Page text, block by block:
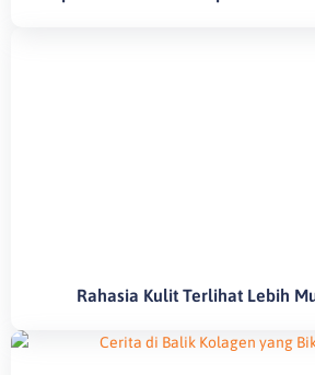
Rahasia Kulit Terlihat Lebih